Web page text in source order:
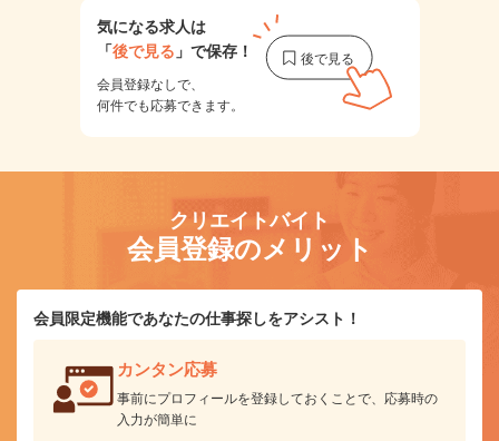
気になる求人は
「後で見る 」で保存！
会員登録なしで、
何件でも応募できます。
クリエイトバイト
会員登録のメリット
会員限定機能であなたの仕事探しをアシスト！
カンタン応募
事前にプロフィールを登録しておくことで、応募時の
入力が簡単に